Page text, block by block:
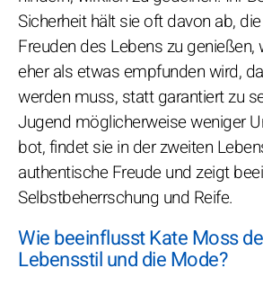
Sicherheit hält sie oft davon ab,
Freuden des Lebens zu genießen,
eher als etwas empfunden wird,
werden muss, statt garantiert zu
Jugend möglicherweise weniger
bot, findet sie in der zweiten
authentische Freude und zeigt
Selbstbeherrschung und Reife.
Wie beeinflusst Kate Moss
Lebensstil und die Mode?